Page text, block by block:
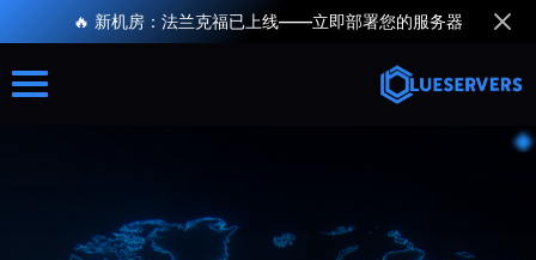
🔥 新机房：法兰克福已上线——立即部署您的服务器